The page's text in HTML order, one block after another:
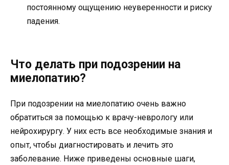
постоянному ощущению неуверенности и риску
падения.
Что делать при подозрении на
миелопатию?
При подозрении на миелопатию очень важно
обратиться за помощью к врачу-неврологу или
нейрохирургу. У них есть все необходимые знания и
опыт, чтобы диагностировать и лечить это
заболевание. Ниже приведены основные шаги,